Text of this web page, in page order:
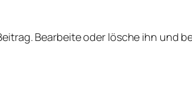
Bearbeite oder lösche ihn und